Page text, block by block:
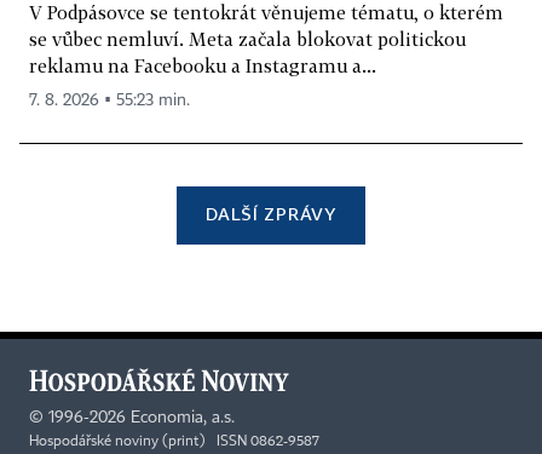
V Podpásovce se tentokrát věnujeme tématu, o kterém
se vůbec nemluví. Meta začala blokovat politickou
reklamu na Facebooku a Instagramu a...
7. 8. 2026 ▪ 55:23 min.
DALŠÍ ZPRÁVY
© 1996-2026 Economia, a.s.
Hospodářské noviny (print) ISSN 0862-9587